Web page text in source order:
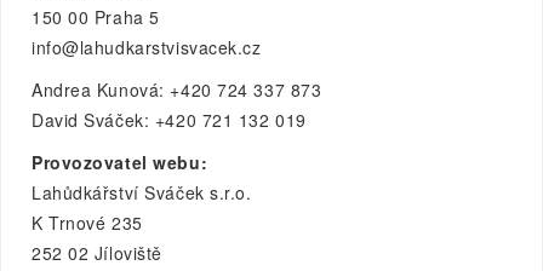
150 00 Praha 5
info@lahudkarstvisvacek.cz
Andrea Kunová: +420 724 337 873
David Sváček: +420 721 132 019
Provozovatel webu:
Lahůdkářství Sváček s.r.o.
K Trnové 235
252 02 Jíloviště